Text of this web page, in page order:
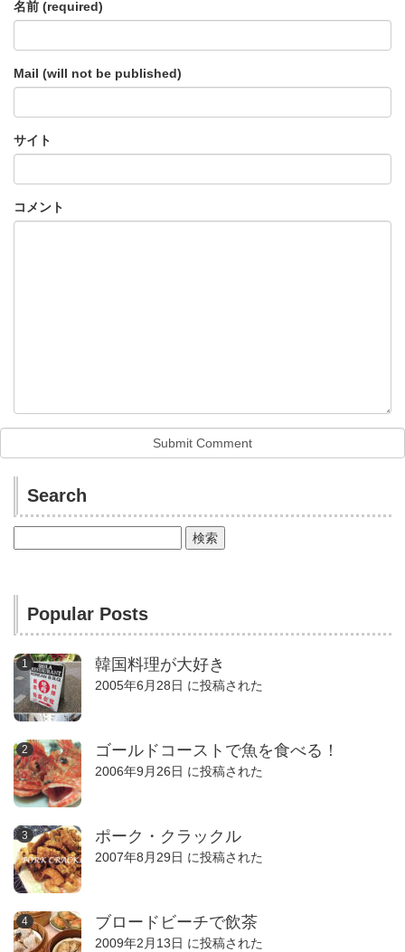
名前 (required)
Mail (will not be published)
サイト
コメント
Search
索:
Popular Posts
韓国料理が大好き
2005年6月28日 に投稿された
ゴールドコーストで魚を食べる！
2006年9月26日 に投稿された
ポーク・クラックル
2007年8月29日 に投稿された
ブロードビーチで飲茶
2009年2月13日 に投稿された